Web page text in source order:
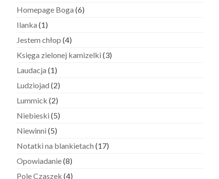
Homepage Boga (6)
Ilanka (1)
Jestem chłop (4)
Księga zielonej kamizelki (3)
Laudacja (1)
Ludziojad (2)
Lummick (2)
Niebieski (5)
Niewinni (5)
Notatki na blankietach (17)
Opowiadanie(8)
Pole Czaszek (4)